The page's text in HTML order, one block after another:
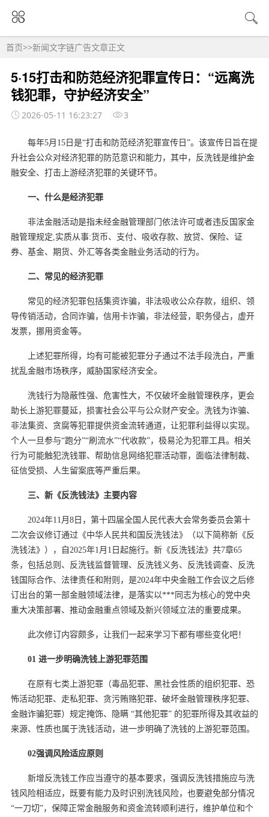
首页>>新闻文字链广告文章正文
5·15打击和防范经济犯罪宣传日：“远离洗
钱犯罪，守护经济安全”
2026-05-11 16:23:27 3
每年5月15日是“打击和防范经济犯罪宣传日”。该宣传日旨在提
升社会公众对经济犯罪的防范意识和能力，其中，反洗钱是维护金
融安全、打击上游经济犯罪的关键环节。‌‌
一、什么是经济犯罪
非法金融活动是指未经金融管理部门依法许可或者违反国家金
融管理规定,实质从事:货币、支付、吸收存款、放贷、保险、证
券、基金、期货、外汇等各类金融业务活动的行为。
二、常见的经济犯罪
常见的经济犯罪包括集资诈骗，非法吸收公众存款，组织、领
导传销活动，合同诈骗，信用卡诈骗，非法经营，职务侵占，虚开
发票，挪用资金等。
上述犯罪所得，均有可能被犯罪分子通过不法手段洗白，严重
扰乱金融市场秩序，威胁国家经济安全。
洗钱行为隐蔽性强、危害性大，不仅破坏金融管理秩序，更会
助长上游犯罪蔓延，损害社会公平与公众财产安全。洗钱为诈骗、
非法集资、贪腐等犯罪提供资金流转通道，让犯罪利益得以实现。
个人一旦参与“跑分”“刷流水”“代收款”，极易沦为犯罪工具。相关
行为可能触犯洗钱罪、帮助信息网络犯罪活动罪，面临法律制裁、
征信受损、人生留案底等严重后果。
三、新《反洗钱法》主要内容
2024年11月8日，第十四届全国人民代表大会常务委员会第十
二次会议修订通过《中华人民共和国反洗钱法》（以下简称新《反
洗钱法》），自2025年1月1日起施行。新《反洗钱法》共7章65
条，包括总则、反洗钱监督管理、反洗钱义务、反洗钱调查、反洗
钱国际合作、法律责任和附则，是2024年中央金融工作会议之后修
订出台的第一部金融领域法律，是落实以***同志为核心的党中央
重大决策部署、推动金融重点领域及新兴领域立法的重要成果。
此次修订内容颇多，让我们一起来学习下都有哪些变化吧！
01 进一步明确洗钱上游犯罪范围
在原有七类上游犯罪（毒品犯罪、黑社会性质的组织犯罪、恐
怖活动犯罪、走私犯罪、贪污贿赂犯罪、破坏金融管理秩序犯罪、
金融诈骗犯罪）规定掩饰、隐瞒 “其他犯罪” 的犯罪所得及其收益的
来源、性质也属于洗钱活动，进一步明确了洗钱的上游犯罪范围。
02强调风险适应原则
新增反洗钱工作应当遵守的基本要求，强调反洗钱措施应与洗
钱风险相适应，既要有能力及时识别洗钱风险，也要避免部分情况
“一刀切”，保障正常金融服务和资金流转顺利进行，维护单位和个